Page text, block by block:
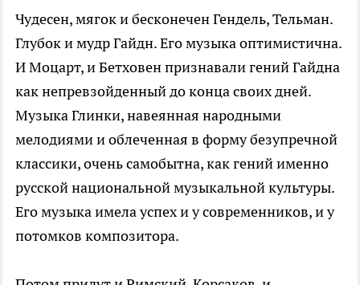
Чудесен, мягок и бесконечен Гендель, Тельман.
Глубок и мудр Гайдн. Его музыка оптимистична.
И Моцарт, и Бетховен признавали гений Гайдна
как непревзойденный до конца своих дней.
Музыка Глинки, навеянная народными
мелодиями и облеченная в форму безупречной
классики, очень самобытна, как гений именно
русской национальной музыкальной культуры.
Его музыка имела успех и у современников, и у
потомков композитора.